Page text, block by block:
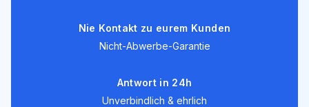
Nie Kontakt zu eurem Kunden
Nicht-Abwerbe-Garantie
Antwort in 24h
Unverbindlich & ehrlich